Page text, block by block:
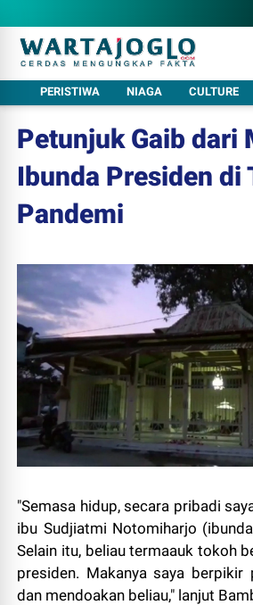
PERISTIWA NIAGA CULTURE
Petunjuk Gaib dari
Ibunda Presiden di
Pandemi
"Semasa hidup, secara pribadi
ibu Sudjiatmi Notomiharjo
Selain itu, beliau termaauk tokoh
presiden. Makanya saya berpikir
dan mendoakan beliau," lanjut